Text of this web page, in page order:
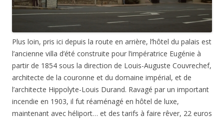
Plus loin, pris ici depuis la route en arrière, l’hôtel du palais est
l’ancienne villa d’été construite pour l’impératrice Eugénie à
partir de 1854 sous la direction de Louis-Auguste Couvrechef,
architecte de la couronne et du domaine impérial, et de
l’architecte Hippolyte-Louis Durand. Ravagé par un important
incendie en 1903, il fut réaménagé en hôtel de luxe,
maintenant avec héliport… et des tarifs à faire rêver, 22 euros